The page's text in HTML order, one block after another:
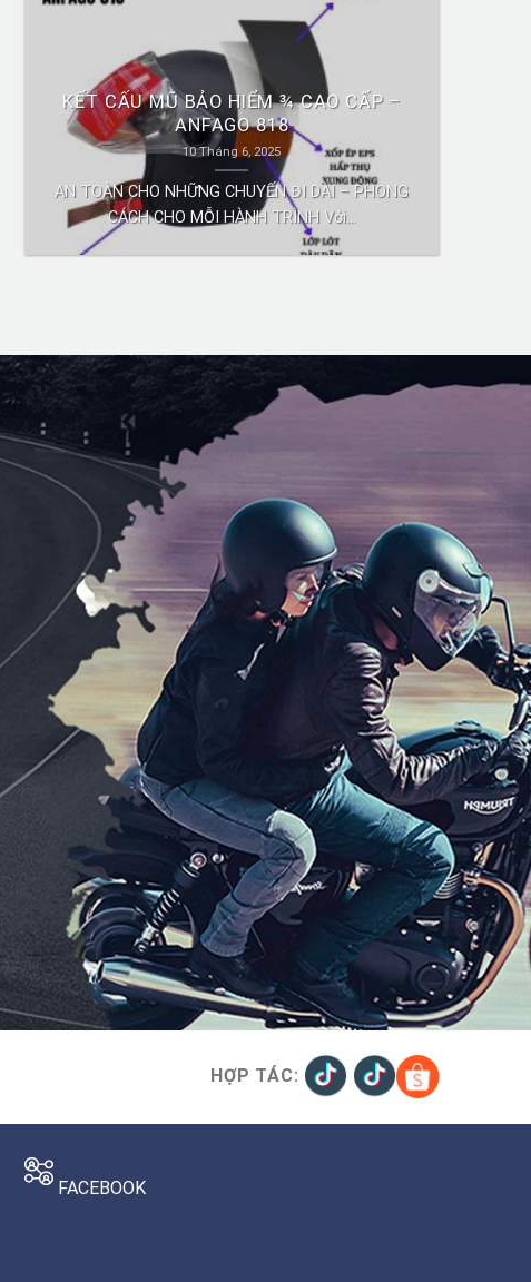
KẾT CẤU MŨ BẢO HIỂM ¾ CAO CẤP –
ANFAGO 818
10 Tháng 6, 2025
AN TOÀN CHO NHỮNG CHUYẾN ĐI DÀI – PHONG
CÁCH CHO MỖI HÀNH TRÌNH Với...
HỢP TÁC:
FACEBOOK